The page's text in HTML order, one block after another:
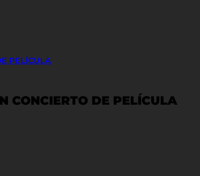
PELÍCULA
CONCIERTO DE PELÍCULA